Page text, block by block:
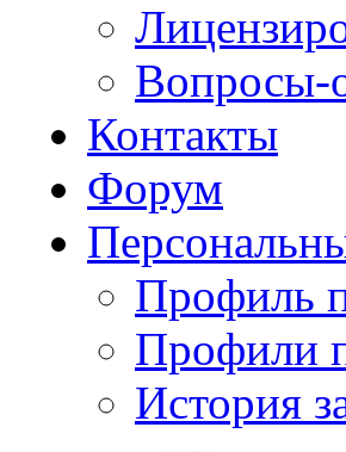
Вопросы-
Контакты
Форум
Профиль
Профили
История